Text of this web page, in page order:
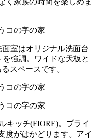
く家族の時間を楽しめま
室はオリジナル洗面台
強調。ワイドな天板と
スペースです。
キッチ(FIORE)。プライ
度がはかどります。アイ